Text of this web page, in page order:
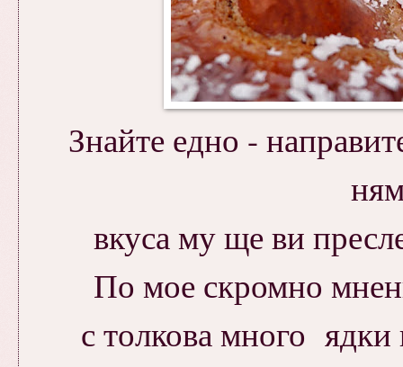
Знайте едно -
вкуса му ще ви
По мое скромно
с толкова много